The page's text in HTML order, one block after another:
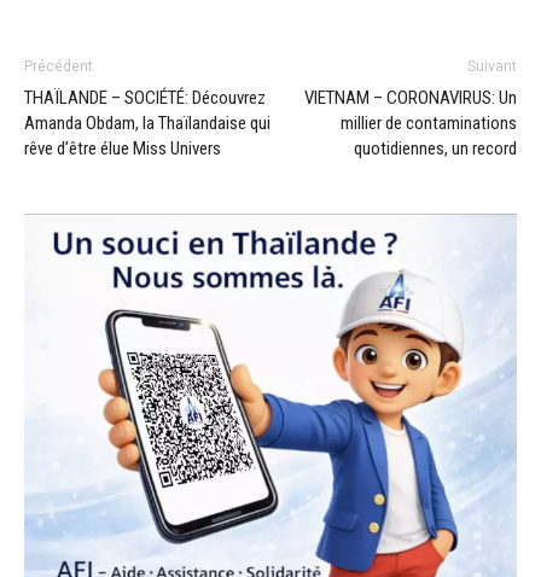
Précédent
THAÏLANDE – SOCIÉTÉ: Découvrez
Amanda Obdam, la Thaïlandaise qui
rêve d’être élue Miss Univers
Suivant
VIETNAM – CORONAVIRUS: Un
millier de contaminations
quotidiennes, un record